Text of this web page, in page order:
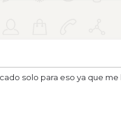
solo para eso ya que me